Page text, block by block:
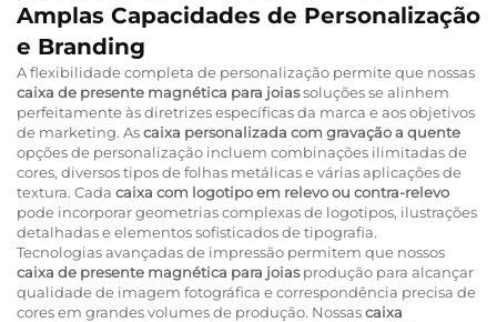
Amplas Capacidades de Personalização
e Branding
A flexibilidade completa de personalização permite que nossas
caixa de presente magnética para joiassoluções se alinhem
perfeitamente às diretrizes específicas da marca e aos objetivos
de marketing. Ascaixa personalizada com gravação a quente
opções de personalização incluem combinações ilimitadas de
cores, diversos tipos de folhas metálicas e várias aplicações de
textura. Cada caixa com logotipo em relevo ou contra-relevo
pode incorporar geometrias complexas de logotipos, ilustrações
detalhadas e elementos sofisticados de tipografia.
Tecnologias avançadas de impressão permitem que nossos
caixa de presente magnética para joiasprodução para alcançar
qualidade de imagem fotográfica e correspondência precisa de
cores em grandes volumes de produção. Nossascaixa